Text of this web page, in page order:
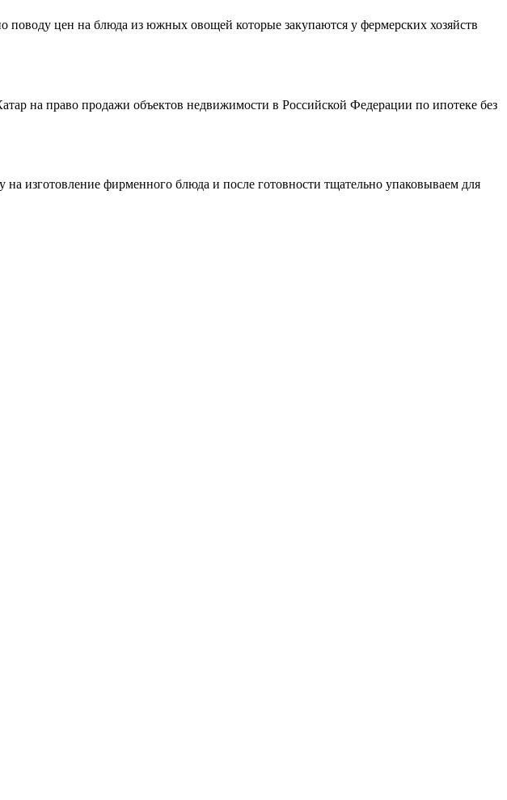
цен на блюда из южных овощей которые закупаются у фермерских хозяйств
на право продажи объектов недвижимости в Российской Федерации по ипотеке без
изготовление фирменного блюда и после готовности тщательно упаковываем для